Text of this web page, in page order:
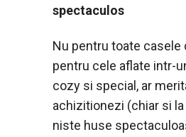
spectaculos
Nu pentru toate casele
pentru cele aflate intr-
cozy si special, ar
achizitionezi (chiar si
niste huse